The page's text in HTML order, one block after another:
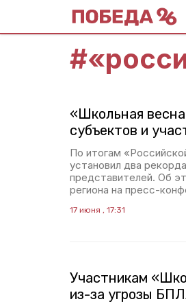
#
«Школьная
субъектов и
По итогам
установил два
представителей. Об
региона на пресс-
17 июня , 17:31
Участникам
из-за угрозы